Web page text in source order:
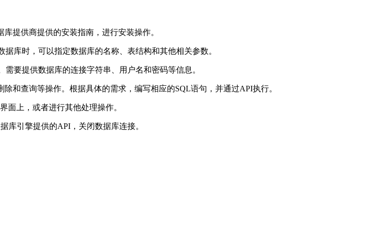
提供商提供的安装指南，进行安装操作。
库时，可以指定数据库的名称、表结构和其他相关参数。
要提供数据库的连接字符串、用户名和密码等信息。
和查询等操作。根据具体的需求，编写相应的SQL语句，并通过API执行。
面上，或者进行其他处理操作。
库引擎提供的API，关闭数据库连接。